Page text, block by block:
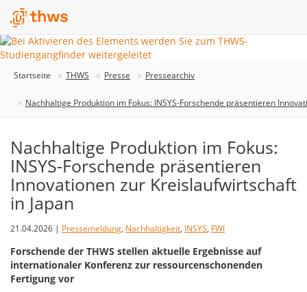
Startseite THWS Presse Pressearchiv
Nachhaltige Produktion im Fokus: INSYS-Forschende präsentieren
Nachhaltige Produktion im Fokus:
INSYS-Forschende präsentieren
Innovationen zur Kreislaufwirtschaft
in Japan
21.04.2026 | Pressemeldung, Nachhaltigkeit, INSYS, FWI
Forschende der THWS stellen aktuelle Ergebnisse auf
internationaler Konferenz zur ressourcenschonenden
Fertigung vor